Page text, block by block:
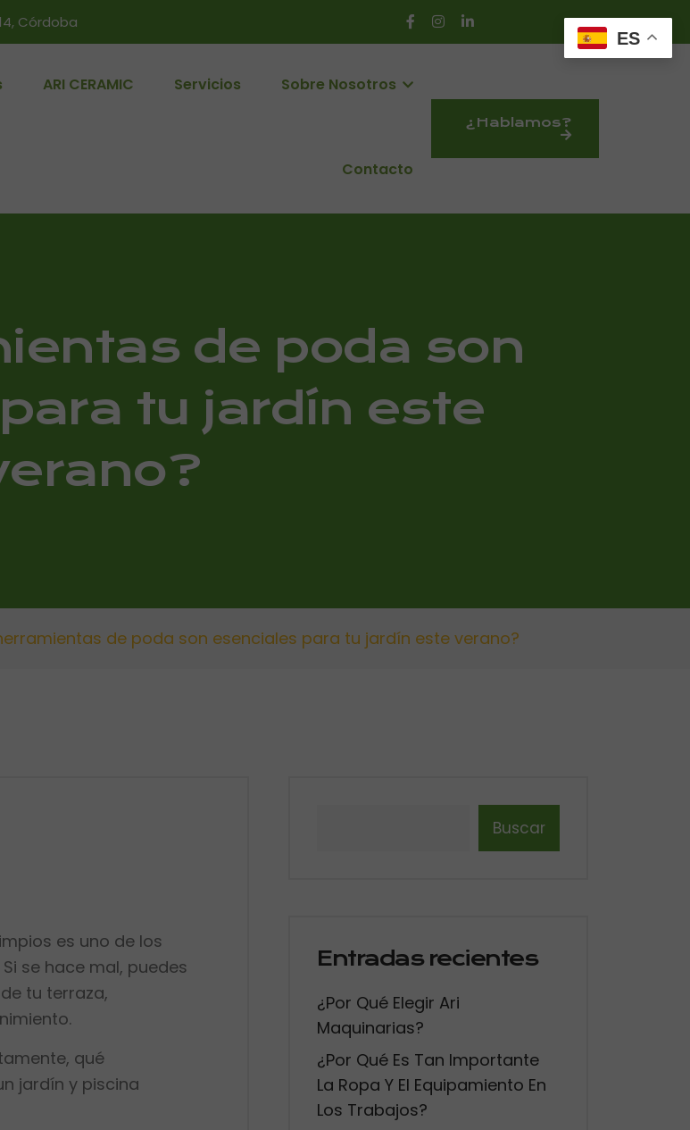
Córdoba
ARI CERAMIC Servicios Sobre Nosotros
Contacto
¿Hablamos?
de poda son
tu jardín este
de poda son esenciales para tu jardín este verano?
es uno de los
se hace mal, puedes
tu terraza,
qué
jardín y piscina
Buscar
Entradas recientes
¿Por Qué Elegir Ari
Maquinarias?
¿Por Qué Es Tan Importante
La Ropa Y El Equipamiento En
Los Trabajos?
ES